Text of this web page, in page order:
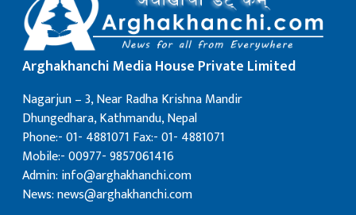
Arghakhanchi Media House Private Limited
Nagarjun – 3, Near Radha Krishna Mandir
Dhungedhara, Kathmandu, Nepal
Phone:- 01- 4881071 Fax:- 01- 4881071
Mobile:- 00977- 9857061416
Admin: info@arghakhanchi.com
News: news@arghakhanchi.com